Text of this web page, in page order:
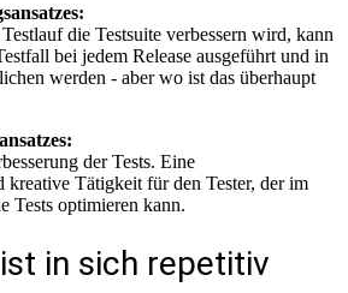
die Testsuite verbessern wird, kann
bei jedem Release ausgeführt und in
werden - aber wo ist das überhaupt
der Tests. Eine
kreative Tätigkeit für den Tester, der im
Tests optimieren kann.
in sich repetitiv